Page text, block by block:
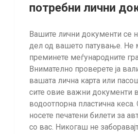
потребни лични
Вашите лични документи се
дел од вашето патување. Не
преминете меѓународните
Внимателно проверете ја
вашата лична карта или
сите овие важни документи
водоотпорна пластична
носете печатени билети за
со вас. Никогаш не